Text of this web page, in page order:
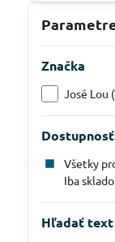
Značka
José Lou
Dostupnosť
Všetky
Iba
Hľadať text